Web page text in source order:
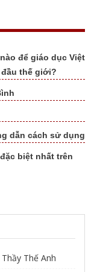
để giáo dục Việt
thế giới?
dẫn cách sử dụng
biệt nhất trên
Thế Anh